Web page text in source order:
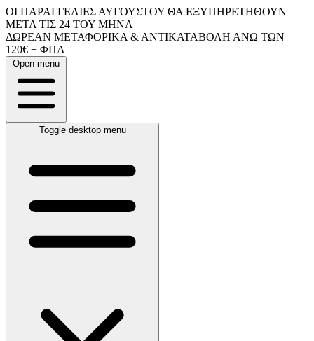
ΟΙ ΠΑΡΑΓΓΕΛΙΕΣ ΑΥΓΟΥΣΤΟΥ ΘΑ ΕΞΥΠΗΡΕΤΗΘΟΥΝ
ΜΕΤΑ ΤΙΣ 24 ΤΟΥ ΜΗΝΑ
ΔΩΡΕΑΝ ΜΕΤΑΦΟΡΙΚΑ & ΑΝΤΙΚΑΤΑΒΟΛΗ ΑΝΩ ΤΩΝ
120€ + ΦΠΑ
Open menu
Toggle desktop menu